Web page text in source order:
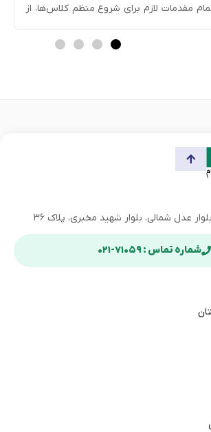
مقدمات لازم برای شروع منظم کلاس‌ها، از
جمله ساماندهی نیروی انسانی و بهره‌برداری از ۲۳۰۰ پروژه
و ۱۲ هزار کلاس درس جدید، فراهم شده است. سیاست
عدل شمالی، بلوار شهید مخبری، پلاک ۳۶
شماره تماس : ۷۱۰۵۹-۰۲۱